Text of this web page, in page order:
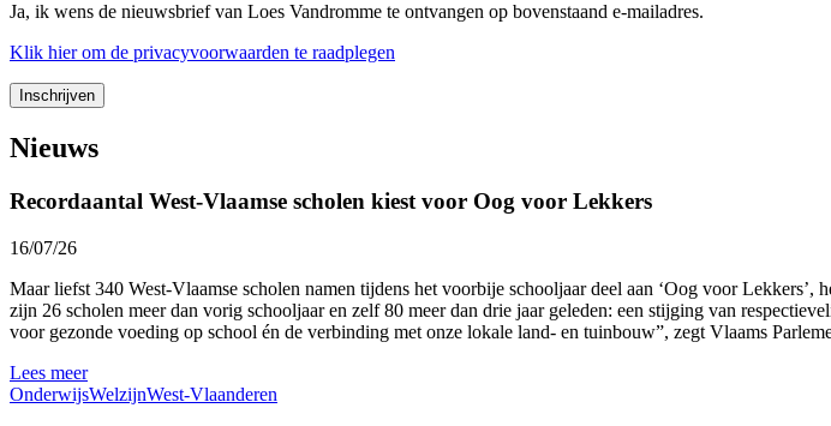
Ja, ik wens de nieuwsbrief van Loes Vandromme te ontvangen op bovenstaand e-mailadres.
Klik hierom de privacyvoorwaarden te raadplegen
Nieuws
Recordaantal West-Vlaamse scholen kiest voor Oog voor Lekkers
16/07/26
Maar liefst 340 West-Vlaamse scholen namen tijdens het voorbije schooljaar deel aan ‘Oog voor
zijn 26 scholen meer dan vorig schooljaar en zelf 80 meer dan drie jaar geleden: een stijging van
voor gezonde voeding op school én de verbinding met onze lokale land- en tuinbouw”, zegt Vlaams
Lees meer
OnderwijsWelzijnWest-Vlaanderen